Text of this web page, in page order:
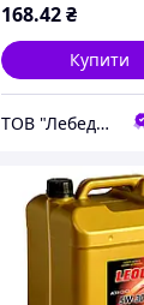
168.42 ₴
Купити
ТОВ "Лебединський нафтомаслозавод"